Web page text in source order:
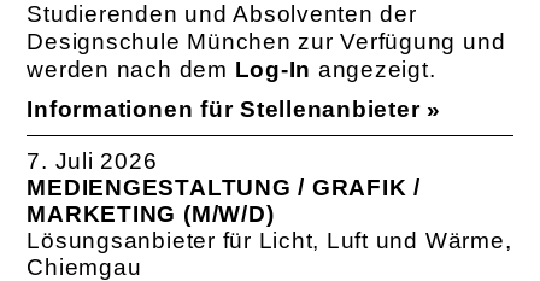
Studierenden und Absolventen der
Designschule München zur Verfügung und
werden nach dem Log-In angezeigt.
Informationen für Stellenanbieter »
7. Juli 2026
MEDIENGESTALTUNG / GRAFIK /
MARKETING (M/W/D)
Lösungsanbieter für Licht, Luft und Wärme,
Chiemgau